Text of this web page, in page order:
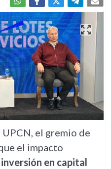
el gremio de
el impacto
inversión en capital